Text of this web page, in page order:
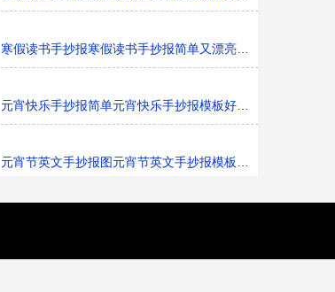
寒假读书手抄报寒假读书手抄报简单又漂亮黑白线稿
元宵快乐手抄报简单元宵快乐手抄报模板好看黑白线稿
元宵节英文手抄报图元宵节英文手抄报模板黑白线稿